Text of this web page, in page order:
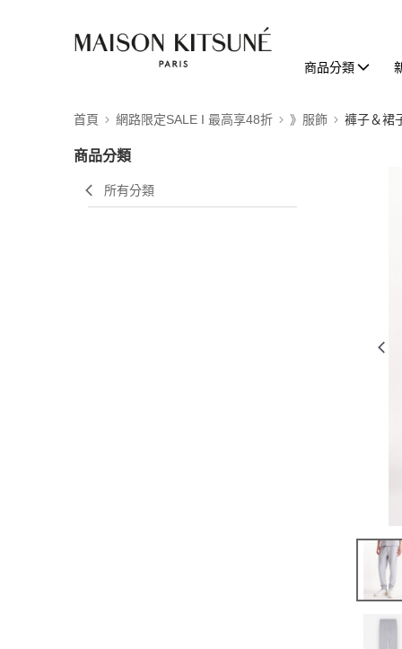
商品分類
首頁 網路限定SALE I 最高享48折 》服飾 褲子＆裙
商品分類
所有分類